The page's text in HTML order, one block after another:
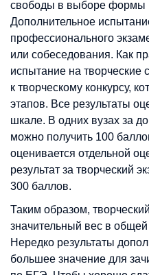
свободы в выборе формы
Дополнительное
профессионального
или собеседования. Как
испытание на творческие
к творческому конкурсу,
этапов. Все результаты
шкале. В одних вузах за
можно получить 100
оценивается отдельной
результат за творческий
300 баллов.
Таким образом,
значительный вес в
Нередко результаты
большее значение для